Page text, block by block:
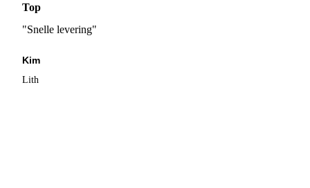
Top
"Snelle levering"
Kim
Lith